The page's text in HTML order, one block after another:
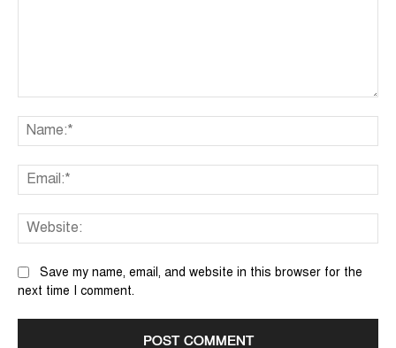
Save my name, email, and website in this browser for the
next time I comment.